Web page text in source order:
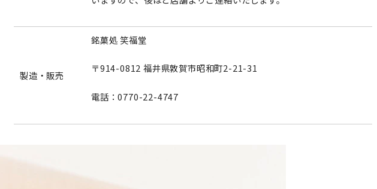
製造・販売
銘菓処 笑福堂
〒914-0812 福井県敦賀市昭和町2-21-31
電話：0770-22-4747